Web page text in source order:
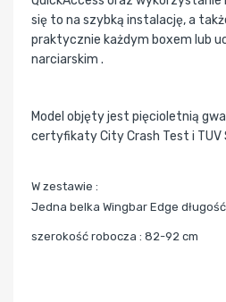
się to na szybką instalację, a
praktycznie każdym boxem lub
narciarskim .
Model objęty jest pięcioletnią
certyfikaty City Crash Test i TUV
W zestawie :
Jedna belka Wingbar Edge
szerokość robocza : 82-92 cm